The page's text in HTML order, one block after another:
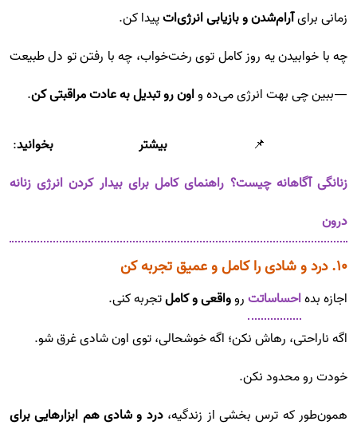
زمانی برایآرام‌شدن و بازیابی انرژی‌اتپیدا کن.
چه با خوابیدن یه روز کامل توی رخت‌خواب، چه با رفتن تو دل طبیعت
—ببین چی بهت انرژی می‌ده واون رو تبدیل به عادت مراقبتی کن.
📌 بیشتر بخوانید:
زنانگی آگاهانه چیست؟ راهنمای کامل برای بیدار کردن انرژی زنانه
درون
۱۰. درد و شادی را کامل و عمیق تجربه کن
اجازه بدهاحساساتتروواقعی و کاملتجربه کنی.
اگه ناراحتی، رهاش نکن؛ اگه خوشحالی، توی اون شادی غرق شو.
خودت رو محدود نکن.
همون‌طور که ترس بخشی از زندگیه،درد و شادی هم ابزارهایی برای